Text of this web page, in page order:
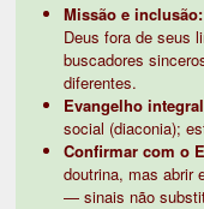
Missão e inclusão:
Deus fora de seus
buscadores
diferentes.
Evangelho
social (diaconia);
Confirmar com o
doutrina, mas abrir
— sinais não